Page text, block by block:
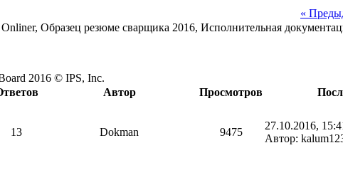
«
Образец резюме сварщика 2016, Исполнительная
2016 © IPS, Inc.
Автор Просмотров
13 Dokman 9475
27.10.2016,
Автор: